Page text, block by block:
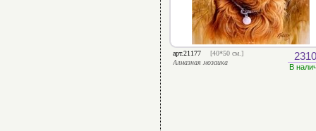
арт.21177
[40*50 см.]
Алмазная мозаика
В